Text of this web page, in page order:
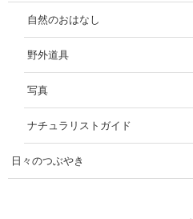
自然のおはなし
野外道具
写真
ナチュラリストガイド
日々のつぶやき